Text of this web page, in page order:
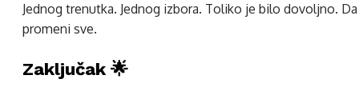
Jednog trenutka. Jednog izbora. Toliko je bilo dovoljno. Da
promeni sve.
Zaključak 🌟